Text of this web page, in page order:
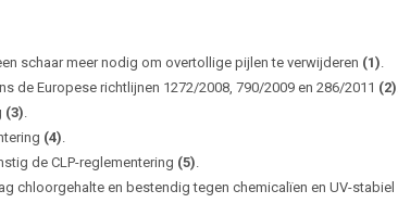
schaar meer nodig om overtollige pijlen te verwijderen (1)
de Europese richtlijnen 1272/2008, 790/2009 en 286/2011 (2)
(3)
(4)
de CLP-reglementering (5)
chloorgehalte en bestendig tegen chemicalïen en UV-stabiel